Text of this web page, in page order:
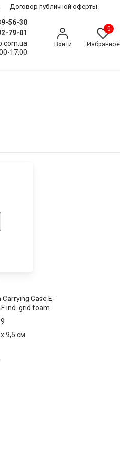
Договор публичной оферты
56-30
79-01
17:00
Войти
0
Избранное
Gase E-
F ind. grid foam
9,5 см